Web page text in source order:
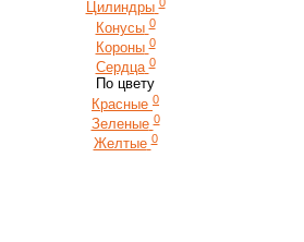
Цилиндры
Конусы 0
Короны 0
Сердца 0
По цвету
Красные 0
Зеленые 0
Желтые 0